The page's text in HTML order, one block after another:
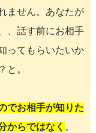
ません。あなたが
、話す前にお相手
ってもらいたいか
と。
でお相手が知りた
からではなく 。